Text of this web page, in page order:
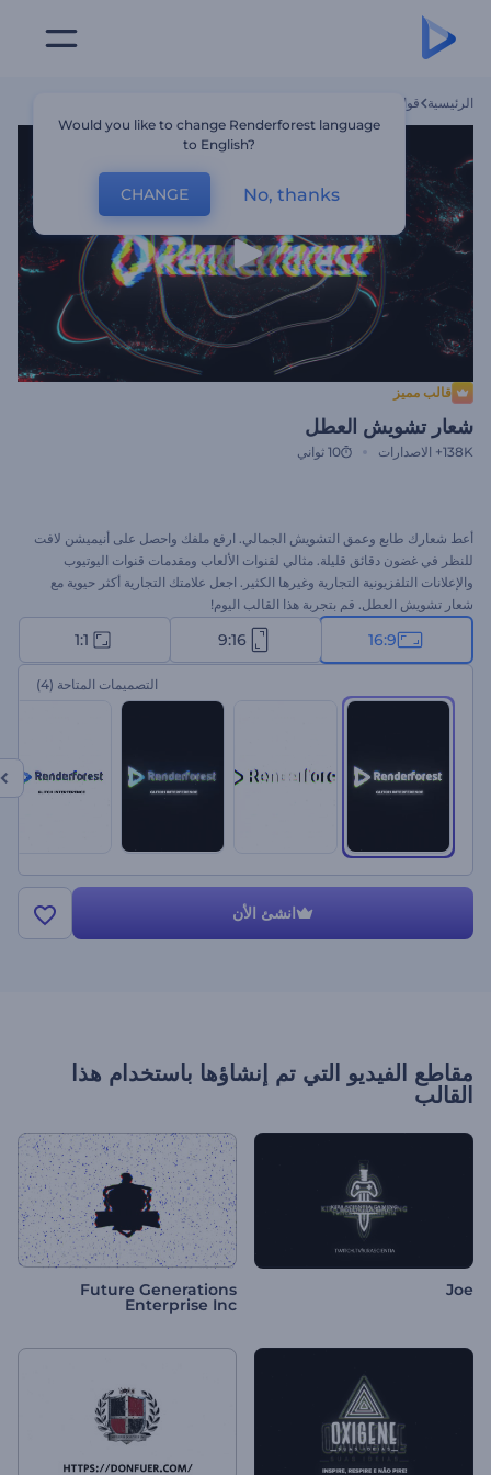
الرئيسية قوالب
قالب مميز
شعار تشويش العطل
138K+ الاصدارات 10 ثواني
أعط شعارك طابع وعمق التشويش الجمالي. ارفع ملفك واحصل على أنيميشن لافت
للنظر في غضون دقائق قليلة. مثالي لقنوات الألعاب ومقدمات قنوات اليوتيوب
والإعلانات التلفزيونية التجارية وغيرها الكثير. اجعل علامتك التجارية أكثر حيوية مع
شعار تشويش العطل. قم بتجربة هذا القالب اليوم!
16:9
9:16
1:1
التصميمات المتاحة (4)
انشئ الأن
مقاطع الفيديو التي تم إنشاؤها باستخدام هذا
القالب
Joe
Future Generations
Enterprise Inc
Would you like to change Renderforest language
to English?
CHANGE No, thanks